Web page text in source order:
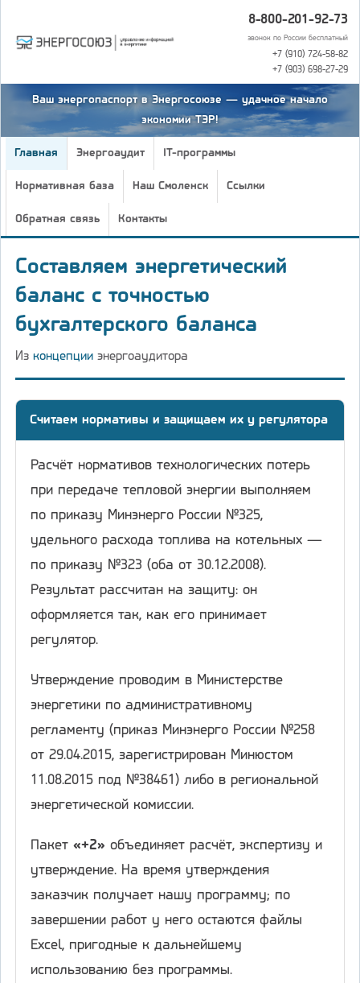
8-800-201-92-73
звонок по России бесплатный
+7 (910) 724-58-82
+7 (903) 698-27-29
Ваш энергопаспорт в Энергосоюзе — удачное начало
экономии ТЭР!
Главная Энергоаудит IT-программы
Нормативная база Наш Смоленск Ссылки
Обратная связь Контакты
Составляем энергетический
баланс с точностью
бухгалтерского баланса
Из концепции энергоаудитора
Считаем нормативы и защищаем их у регулятора
Расчёт нормативов технологических потерь
при передаче тепловой энергии выполняем
по приказу Минэнерго России №325,
удельного расхода топлива на котельных —
по приказу №323 (оба от 30.12.2008).
Результат рассчитан на защиту: он
оформляется так, как его принимает
регулятор.
Утверждение проводим в Министерстве
энергетики по административному
регламенту (приказ Минэнерго России №258
от 29.04.2015, зарегистрирован Минюстом
11.08.2015 под №38461) либо в региональной
энергетической комиссии.
Пакет «+2» объединяет расчёт, экспертизу и
утверждение. На время утверждения
заказчик получает нашу программу; по
завершении работ у него остаются файлы
Excel, пригодные к дальнейшему
использованию без программы.